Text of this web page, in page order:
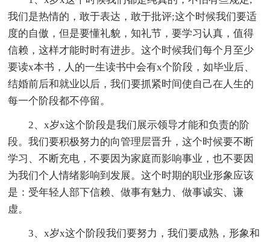
我们是热情的，敢于表达，敢于批评;这个时候我们要适
度的自傲，但是要懂礼貌，知礼节，要学习认真，值得
信赖，这样才能时时有进步。这个时候我们每个月至少
要读x本书，人的一生读书中会有x个阶段，如毕业后、
结婚前后和就业以后，我们要抓紧时间使自己在人生的
每一个阶段都不停留。
2、x岁x这个阶段是我们展示领导才能和负责的阶
段。我们要积极努力的向管理层晋升，这个时候要不断
学习、不断充电，不要因为家庭而影响事业，也不要因
为我们个人情绪影响到发展。这个时期的职业形象应该
是：受年轻人部下信赖、做事有魅力、做事诚实、谦
虚。
3、x岁x这个阶段我们要努力，我们要成熟，形象和